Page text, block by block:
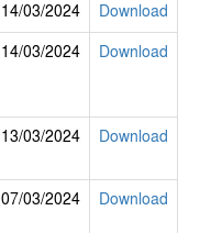
14/03/2024
Download
14/03/2024 Download
13/03/2024 Download
07/03/2024 Download